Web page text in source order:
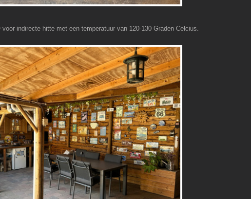
voor indirecte hitte met een temperatuur van 120-130 Graden Celcius.